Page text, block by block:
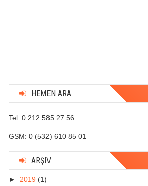
HEMEN ARA
Tel: 0 212 585 27 56
GSM: 0 (532) 610 85 01
ARŞIV
► 2019 (1)